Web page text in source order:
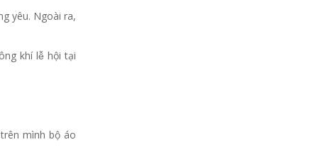
yêu. Ngoài ra,
khí lễ hội tại
mình bộ áo